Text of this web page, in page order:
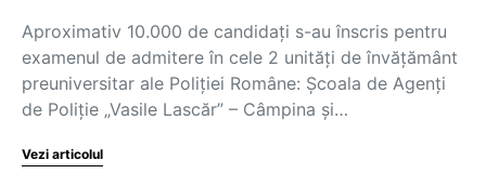
Aproximativ 10.000 de candidați s-au înscris pentru
examenul de admitere în cele 2 unități de învățământ
preuniversitar ale Poliției Române: Școala de Agenți
de Poliție „Vasile Lascăr” – Câmpina și…
Vezi articolul